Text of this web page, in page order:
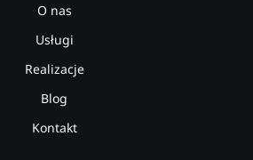
O nas
Usługi
Realizacje
Blog
Kontakt